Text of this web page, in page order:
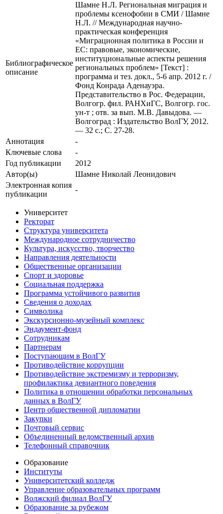
Библиографическое
описание
Шамне Н.Л. Региональная миграция и
проблемы ксенофобии в СМИ / Шамне
Н.Л. // Международная научно-
практическая конференция
«Миграционная политика в России и
ЕС: правовые, экономические,
институциональные аспекты решения
региональных проблем» [Текст] :
программа и тез. докл., 5-6 апр. 2012 г. /
Фонд Конрада Аденауэра.
Представительство в Рос. Федерации,
Волгогр. фил. РАНХиГС, Волгогр. гос.
ун-т ; отв. за вып. М.В. Давыдова. —
Волгоград : Издательство ВолГУ, 2012.
— 32 с.; С. 27-28.
Аннотация
-
Ключевые cлова
-
Год публикации
2012
Автор(ы)
Шамне Николай Леонидович
Электронная копия
публикации
-
Университет
Ректорат
Структура университета
Международное сотрудничество
Культура, искусство, творчество
Направления деятельности
Общественные организации
Спорт и здоровье
Социальная поддержка
Программа устойчивого развития
Сведения о доходах
Символика
Экскурсионно-музейный комплекс
Эндаумент-фонд
Сотрудникам
Партнерам
Поступающим в ВолГУ
Противодействие коррупции
Противодействие экстремизму и терроризму,
профилактика девиантного поведения
Политика в отношении обработки персональных
данных в ВолГУ
Центр общественной дипломатии
Закупки
Почтовый сервис
Объединенный ведомственный архив
Телефонный справочник
Образование
Институты
Университетский колледж
Управление образовательных программ
Волжский филиал ВолГУ
Образование за рубежом